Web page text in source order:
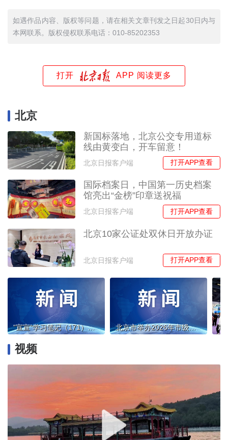
如遇作品内容、版权等问题，请在相关文章刊发之日起30日内与
本网联系。版权侵权联系电话：010-85202353
打开 APP 阅读更多
北京
新国标落地，北京公交专用道标
线由黄变白，开车留意！
北京日报客户端 打开APP查看
国际档案日，中国第一历史档案
馆亮出“金榜”印章送祝福
北京日报客户端 打开APP查看
北京10家公证处双休日开放办证
北京日报客户端 打开APP查看
“宣宣”学习笔记（171）丨坚持党的创新理论对中国哲学社会科学的价值引领 北京市举办2026年市级社会组织负责人教育培训班
视频